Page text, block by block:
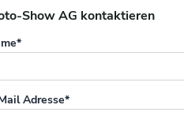
Show AG kontaktieren
Adresse*